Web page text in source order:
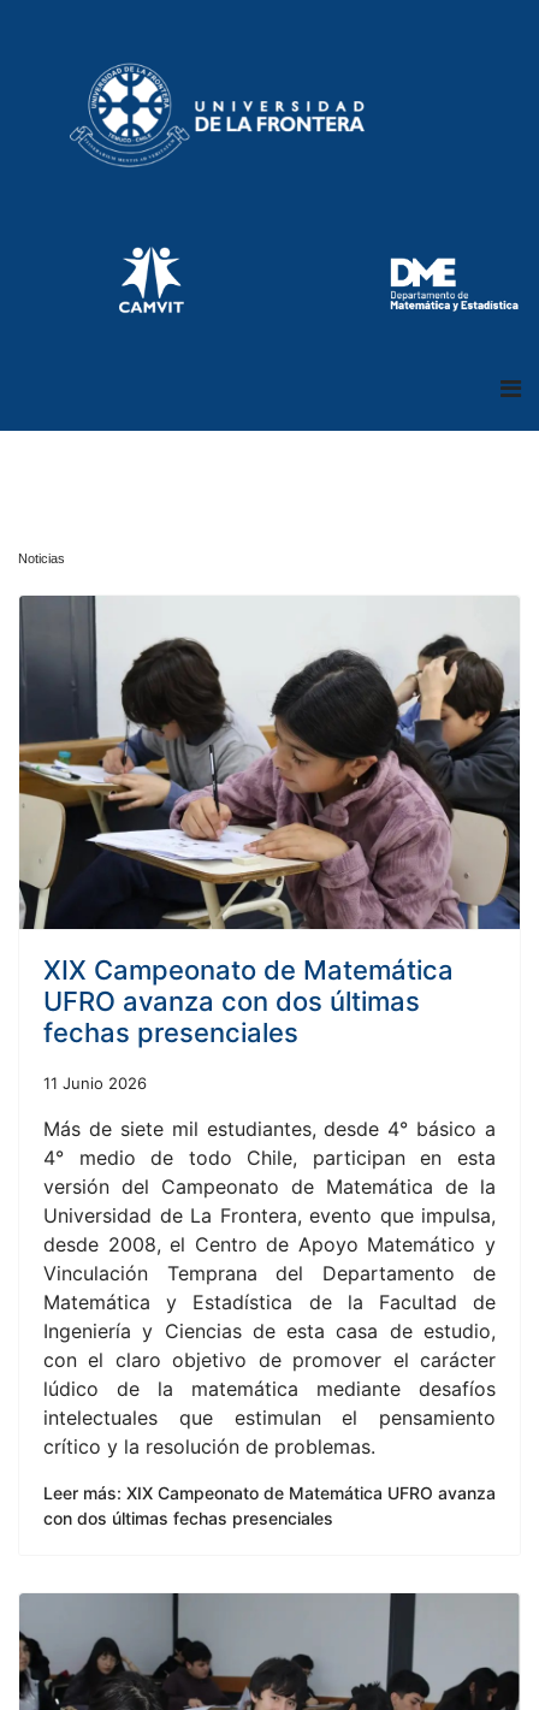
Noticias
XIX Campeonato de Matemática
UFRO avanza con dos últimas
fechas presenciales
11 Junio 2026
Más de siete mil estudiantes, desde 4° básico a
4° medio de todo Chile, participan en esta
versión del Campeonato de Matemática de la
Universidad de La Frontera, evento que impulsa,
desde 2008, el Centro de Apoyo Matemático y
Vinculación Temprana del Departamento de
Matemática y Estadística de la Facultad de
Ingeniería y Ciencias de esta casa de estudio,
con el claro objetivo de promover el carácter
lúdico de la matemática mediante desafíos
intelectuales que estimulan el pensamiento
crítico y la resolución de problemas.
Leer más: XIX Campeonato de Matemática UFRO avanza
con dos últimas fechas presenciales